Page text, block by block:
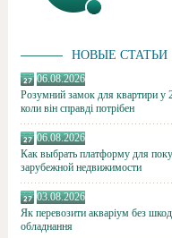
НОВЫЕ СТАТЬИ
06.08.2026
Розумний замок для квартири у
коли він справді потрібен
06.08.2026
Как выбрать платформу для
зарубежной недвижимости
03.08.2026
Як перевозити акваріум без
обладнання